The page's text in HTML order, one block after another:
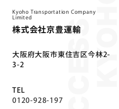
Kyoho Transportation Company
Limited
株式会社京豊運輸
⼤阪府⼤阪市東住吉区今林2-
3-2
TEL
0120-928-197